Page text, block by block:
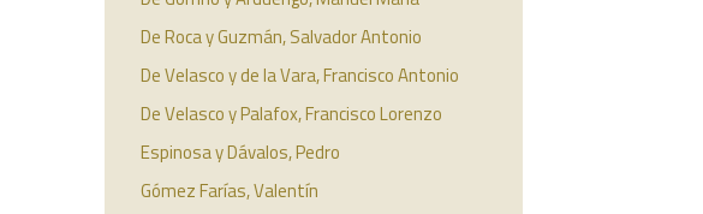
De Roca y Guzmán, Salvador Antonio
De Velasco y de la Vara, Francisco Antonio
De Velasco y Palafox, Francisco Lorenzo
Espinosa y Dávalos, Pedro
Gómez Farías, Valentín